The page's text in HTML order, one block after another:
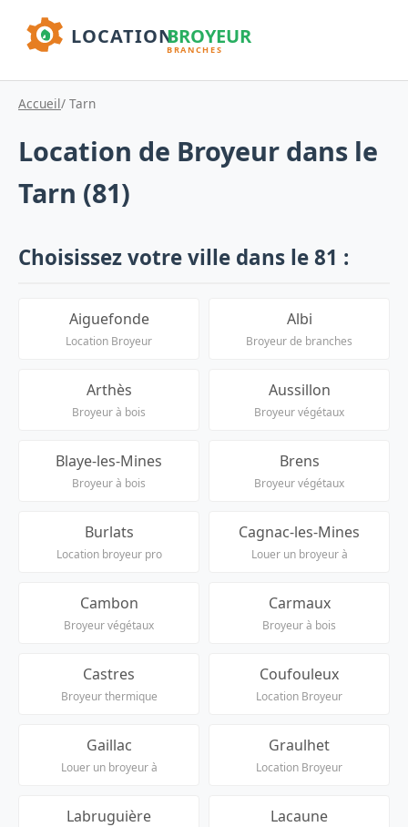
Accueil/ Tarn
Location de Broyeur dans le
Tarn (81)
Choisissez votre ville dans le 81 :
Aiguefonde
Location Broyeur
Albi
Broyeur de branches
Arthès
Broyeur à bois
Aussillon
Broyeur végétaux
Blaye-les-Mines
Broyeur à bois
Brens
Broyeur végétaux
Burlats
Location broyeur pro
Cagnac-les-Mines
Louer un broyeur à
Cambon
Broyeur végétaux
Carmaux
Broyeur à bois
Castres
Broyeur thermique
Coufouleux
Location Broyeur
Gaillac
Louer un broyeur à
Graulhet
Location Broyeur
Labruguière Lacaune